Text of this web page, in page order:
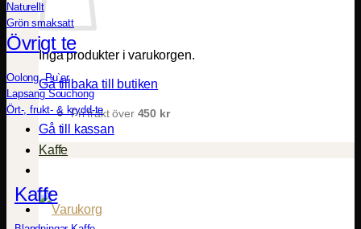
Inga produkter i varukorgen.
Gå tillbaka till butiken
Fri frakt över 450 kr
Gå till kassan
Naturellt
Grön smaksatt
Övrigt te
Oolong, Pu`er
Lapsang Souchong
Ört-, frukt- & krydd-te
Kaffe
Kaffe